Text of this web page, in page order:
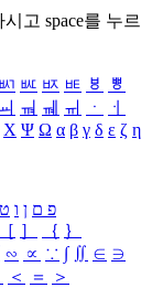
고 space를 누르
ㅴ ㅵ ㅶ ㅷ ㅸ
ㅹ
ㆉ ㆊ ㆋ ㆌ ㆍ
ㆎ
Χ Ψ Ω α β γ δ ε ζ η
פ ם ן ו ט
［ ］ ｛ ｝
∽ ∝ ∵ ∫ ∬ ∈ ∋
＜ ＝
＞